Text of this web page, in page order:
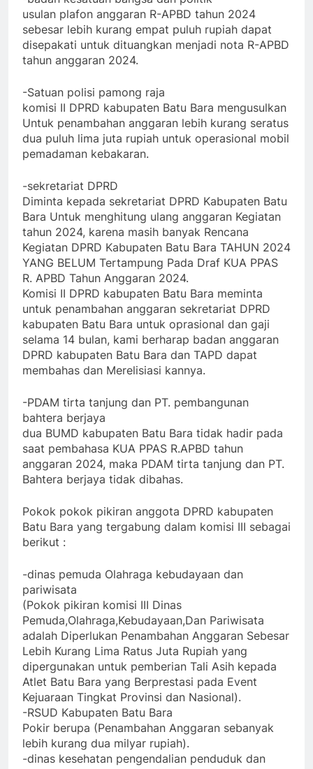
usulan plafon anggaran R-APBD tahun 2024
sebesar lebih kurang empat puluh rupiah dapat
disepakati untuk dituangkan menjadi nota R-APBD
tahun anggaran 2024.
-Satuan polisi pamong raja
komisi II DPRD kabupaten Batu Bara mengusulkan
Untuk penambahan anggaran lebih kurang seratus
dua puluh lima juta rupiah untuk operasional mobil
pemadaman kebakaran.
-sekretariat DPRD
Diminta kepada sekretariat DPRD Kabupaten Batu
Bara Untuk menghitung ulang anggaran Kegiatan
tahun 2024, karena masih banyak Rencana
Kegiatan DPRD Kabupaten Batu Bara TAHUN 2024
YANG BELUM Tertampung Pada Draf KUA PPAS
R. APBD Tahun Anggaran 2024.
Komisi II DPRD kabupaten Batu Bara meminta
untuk penambahan anggaran sekretariat DPRD
kabupaten Batu Bara untuk oprasional dan gaji
selama 14 bulan, kami berharap badan anggaran
DPRD kabupaten Batu Bara dan TAPD dapat
membahas dan Merelisiasi kannya.
-PDAM tirta tanjung dan PT. pembangunan
bahtera berjaya
dua BUMD kabupaten Batu Bara tidak hadir pada
saat pembahasa KUA PPAS R.APBD tahun
anggaran 2024, maka PDAM tirta tanjung dan PT.
Bahtera berjaya tidak dibahas.
Pokok pokok pikiran anggota DPRD kabupaten
Batu Bara yang tergabung dalam komisi III sebagai
berikut :
-dinas pemuda Olahraga kebudayaan dan
pariwisata
(Pokok pikiran komisi III Dinas
Pemuda,Olahraga,Kebudayaan,Dan Pariwisata
adalah Diperlukan Penambahan Anggaran Sebesar
Lebih Kurang Lima Ratus Juta Rupiah yang
dipergunakan untuk pemberian Tali Asih kepada
Atlet Batu Bara yang Berprestasi pada Event
Kejuaraan Tingkat Provinsi dan Nasional).
-RSUD Kabupaten Batu Bara
Pokir berupa (Penambahan Anggaran sebanyak
lebih kurang dua milyar rupiah).
-dinas kesehatan pengendalian penduduk dan